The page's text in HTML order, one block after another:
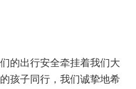
的出行安全牵挂着我们大
孩子同行，我们诚挚地希